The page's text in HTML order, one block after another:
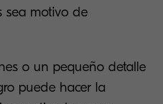
sea motivo de
o un pequeño detalle
puede hacer la